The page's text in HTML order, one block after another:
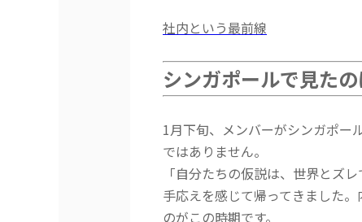
社内という最前線
シンガポールで見た
1月下旬、メンバーがシンガポー
ではありません。
「自分たちの仮説は、世界とズ
手応えを感じて帰ってきました
のがこの時期です。